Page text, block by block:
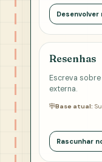
Desenvolver
Resenhas
Escreva
externa.
Base atual:
Rascunhar